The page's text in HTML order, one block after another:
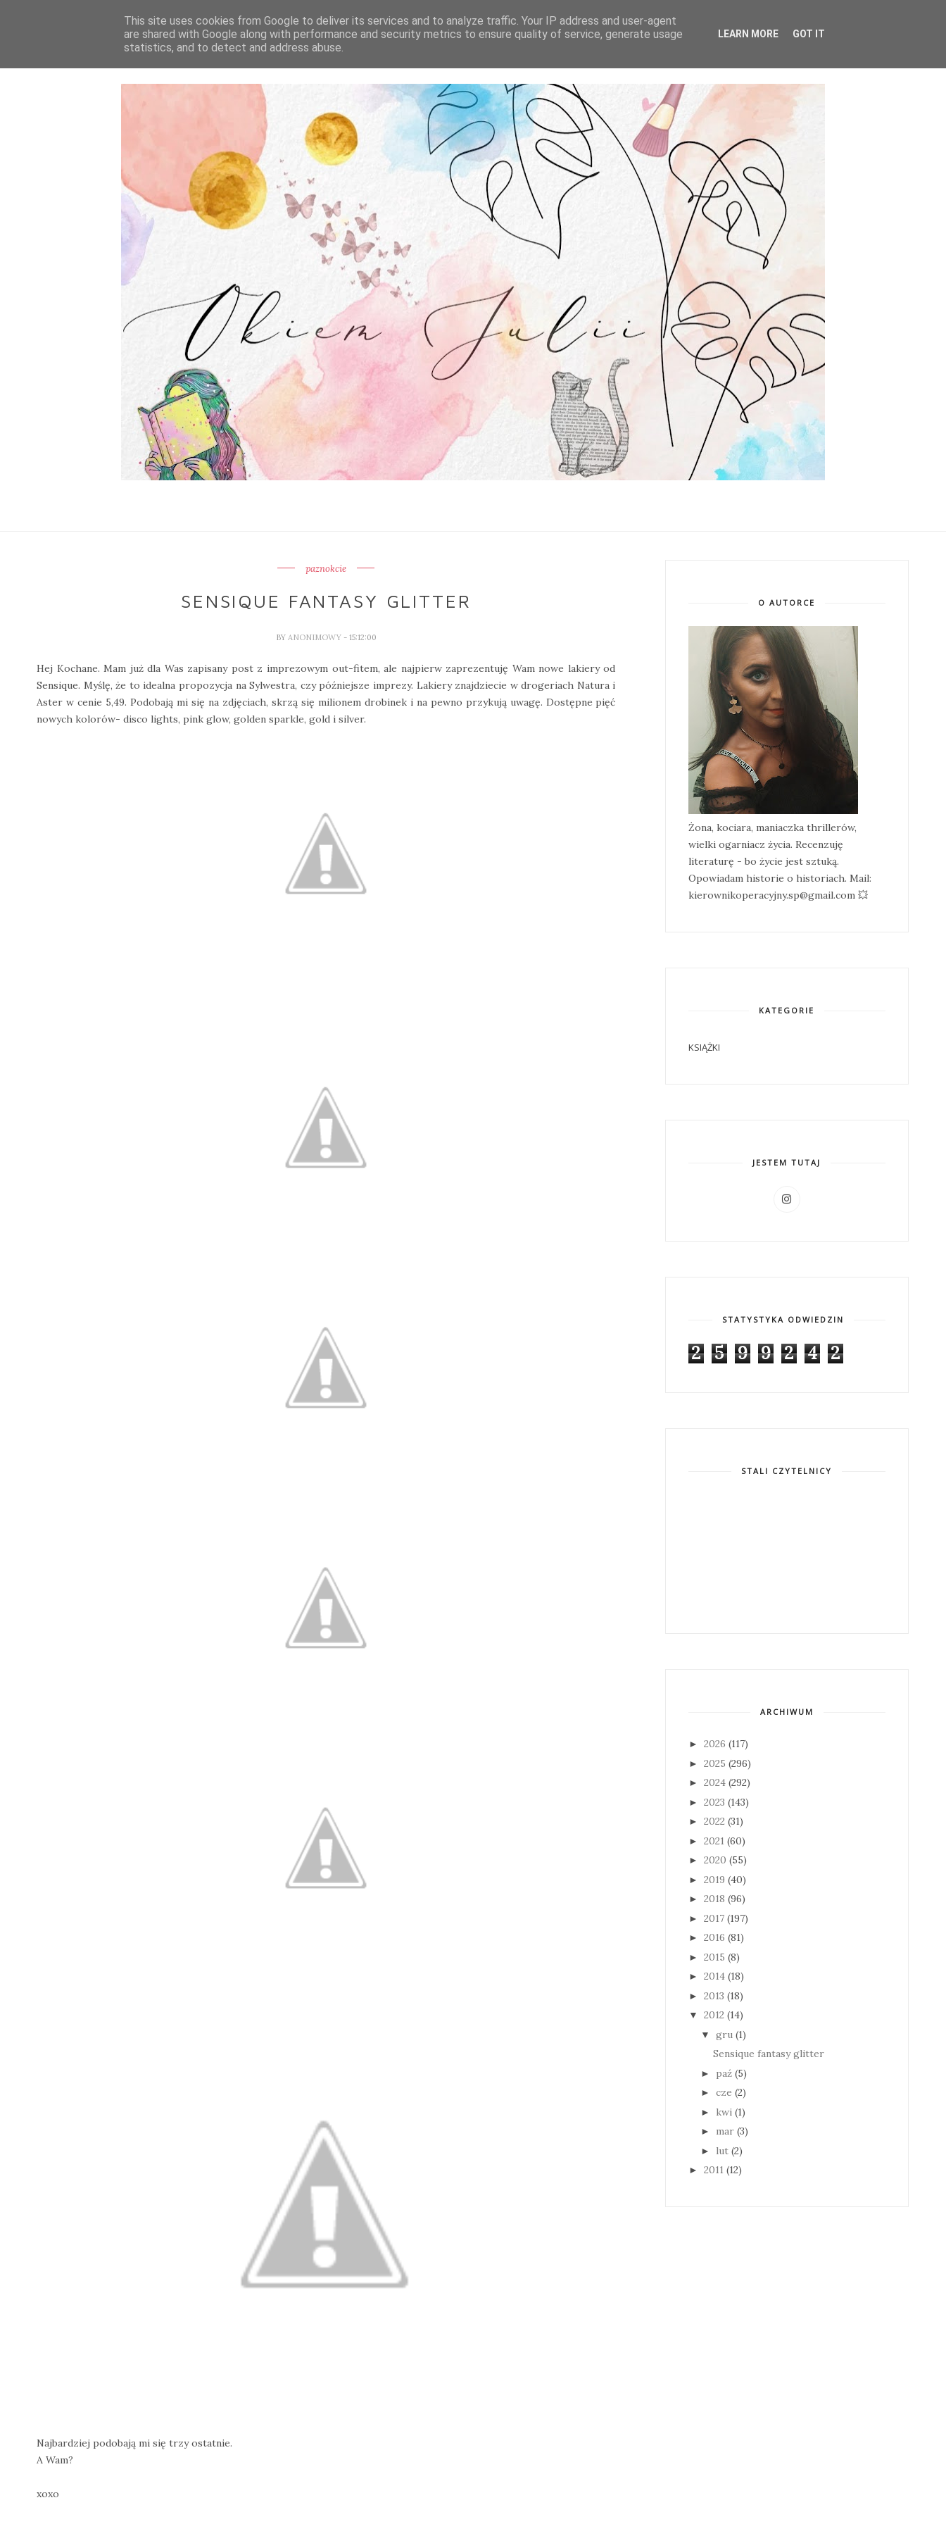
STRONA GŁÓWNA O MNIE WSPÓŁPRACA
paznokcie
SENSIQUE FANTASY GLITTER
BY ANONIMOWY - 15:12:00
Hej Kochane. Mam już dla Was zapisany post z imprezowym out-fitem, ale najpierw zaprezentuję Wam nowe lakiery od
Sensique. Myślę, że to idealna propozycja na Sylwestra, czy późniejsze imprezy. Lakiery znajdziecie w drogeriach Natura i
Aster w cenie 5,49. Podobają mi się na zdjęciach, skrzą się milionem drobinek i na pewno przykują uwagę. Dostępne pięć
nowych kolorów- disco lights, pink glow, golden sparkle, gold i silver.
Najbardziej podobają mi się trzy ostatnie.
A Wam?
xoxo
O AUTORCE
Żona, kociara, maniaczka thrillerów,
wielki ogarniacz życia. Recenzuję
literaturę - bo życie jest sztuką.
Opowiadam historie o historiach. Mail:
kierownikoperacyjny.sp@gmail.com 💥
KATEGORIE
KSIĄŻKI
JESTEM TUTAJ
STATYSTYKA ODWIEDZIN
2 5 9 9 2 4 2
STALI CZYTELNICY
ARCHIWUM
► 2026 (117)
► 2025 (296)
► 2024 (292)
► 2023 (143)
► 2022 (31)
► 2021 (60)
► 2020 (55)
► 2019 (40)
► 2018 (96)
► 2017 (197)
► 2016 (81)
► 2015 (8)
► 2014 (18)
► 2013 (18)
▼ 2012 (14)
▼ gru (1)
Sensique fantasy glitter
► paź (5)
► cze (2)
► kwi (1)
► mar (3)
► lut (2)
► 2011 (12)
This site uses cookies from Google to deliver its services and to analyze traffic. Your IP address and user-agent
are shared with Google along with performance and security metrics to ensure quality of service, generate usage
statistics, and to detect and address abuse.
LEARN MORE GOT IT